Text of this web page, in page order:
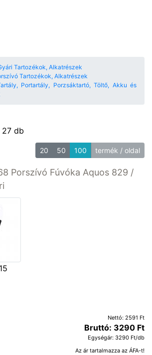
Tartozékok, Alkatrészek
Tartozékok, Alkatrészek
Portartály, Porzsáktartó, Töltő, Akku és
27 db
20 50 100 termék / oldal
Porszívó Fúvóka Aquos 829 /
Nettó: 2591 Ft
Bruttó: 3290 Ft
Egységár: 3290 Ft/db
Az ár tartalmazza az ÁFA-t!